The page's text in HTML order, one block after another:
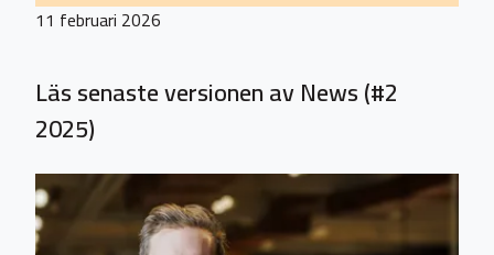
11 februari 2026
Läs senaste versionen av News (#2
2025)